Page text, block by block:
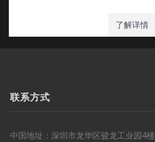
了解详情
联系方式
中国地址：深圳市龙华区骏龙工业园4楼